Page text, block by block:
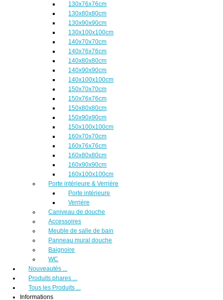
130x76x76cm
130x80x80cm
130x90x90cm
130x100x100cm
140x70x70cm
140x76x76cm
140x80x80cm
140x90x90cm
140x100x100cm
150x70x70cm
150x76x76cm
150x80x80cm
150x90x90cm
150x100x100cm
160x70x70cm
160x76x76cm
160x80x80cm
160x90x90cm
160x100x100cm
Porte intérieure & Verrière
Porte intérieure
Verrière
Caniveau de douche
Accessoires
Meuble de salle de bain
Panneau mural douche
Baignoire
WC
Nouveautés ...
Produits phares ...
Tous les Produits ...
Informations